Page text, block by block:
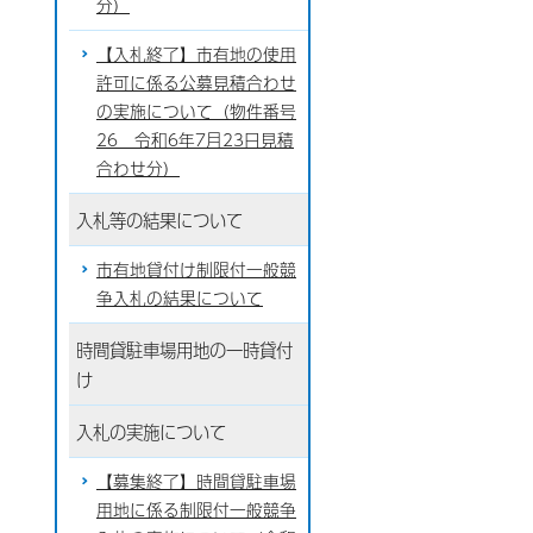
分）
【入札終了】市有地の使用
許可に係る公募見積合わせ
の実施について（物件番号
26 令和6年7月23日見積
合わせ分）
入札等の結果について
市有地貸付け制限付一般競
争入札の結果について
時間貸駐車場用地の一時貸付
け
入札の実施について
【募集終了】時間貸駐車場
用地に係る制限付一般競争